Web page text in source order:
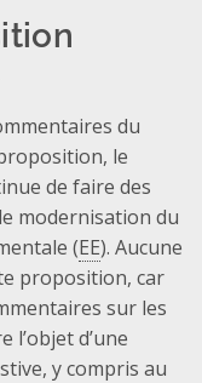
du
le
de faire des
modernisation du
(EE). Aucune
proposition, car
sur les
d’une
y compris au